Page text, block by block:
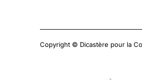
Copyright © Dicastère pour la